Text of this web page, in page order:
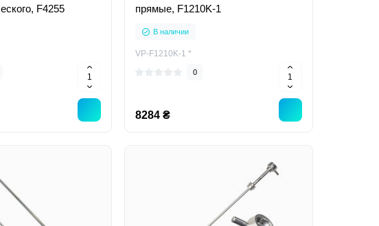
F4255
прямые, F1210K-1
В наличии
VP-F1210K-1 *
0
8284 ₴